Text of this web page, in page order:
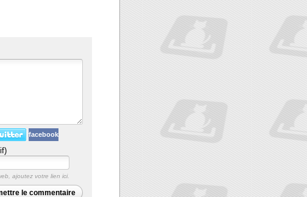
facebook
ajoutez votre lien ici.
le commentaire